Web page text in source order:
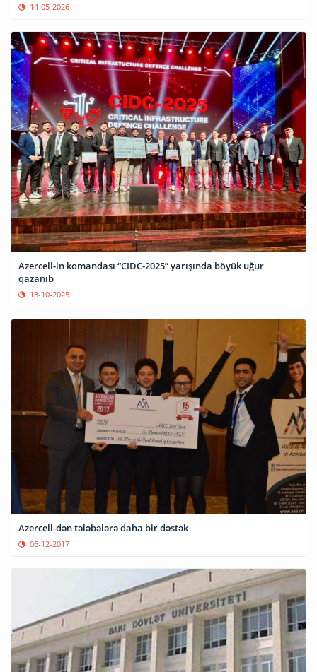
14-05-2026
Azercell-in komandası “CIDC-2025” yarışında böyük uğur
qazanıb
13-10-2025
Azercell-dən tələbələrə daha bir dəstək
06-12-2017